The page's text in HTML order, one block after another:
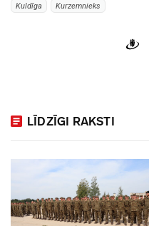
Kuldīga Kurzemnieks
LĪDZĪGI RAKSTI